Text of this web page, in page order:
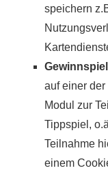
speichern
auf einer
Modul zur
Tippspiel,
Teilnahme
einem